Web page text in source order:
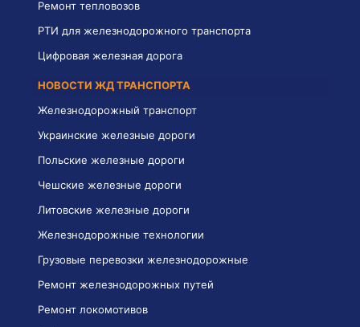
Ремонт тепловозов
РТИ для железнодорожного транспорта
Цифровая железная дорога
НОВОСТИ ЖД ТРАНСПОРТА
Железнодорожный транспорт
Украинские железные дороги
Польские железные дороги
Чешские железные дороги
Литовские железные дороги
Железнодорожные технологии
Грузовые перевозки железнодорожные
Ремонт железнодорожных путей
Ремонт локомотивов